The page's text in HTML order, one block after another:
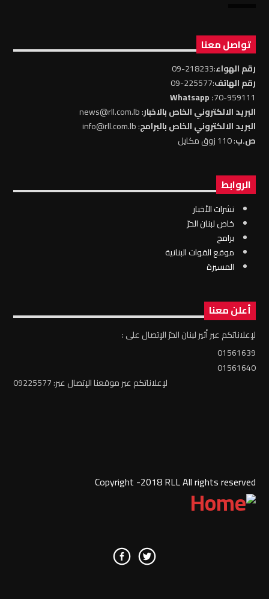
تواصل معنا
رقم الهواء:218233-09
رقم الهاتف:225577-09
70-959111
: Whatsapp
البريد الالكتروني الخاص بالاخبار: news@rll.com.lb
البريد الالكتروني الخاص بالبرامج: info@rll.com.lb
ص.ب: 110 زوق مكايل
الروابط
نشرات الأخبار
خاص لبنان الحرّ
برامج
موقع القوات البنانية
المسيرة
أعلن معنا
لإعلاناتكم عبر أثير لبنان الحرّ الإتصال على :
01561639
01561640
لإعلاناتكم عبر موقعنا الإتصال عبر: 09225577
Copyright -2018 RLL All rights reserved